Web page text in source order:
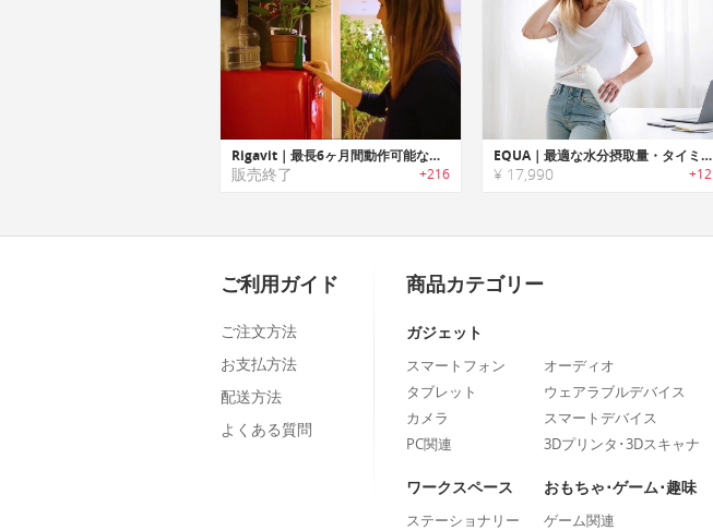
Rigavit｜最長6ヶ月間動作可能な自動水やりデバイス「リガベット」
販売終了 +216
EQUA｜最適な水分摂取量・タイミングを通知するスマートウォーターボトル「イークア」
¥ 17,990 +12
ご利用ガイド
ご注文方法
お支払方法
配送方法
よくある質問
商品カテゴリー
ガジェット
スマートフォン
タブレット
カメラ
PC関連
オーディオ
ウェアラブルデバイス
スマートデバイス
3Dプリンタ･3Dスキャナ
ワークスペース
ステーショナリー
おもちゃ･ゲーム･趣味
ゲーム関連